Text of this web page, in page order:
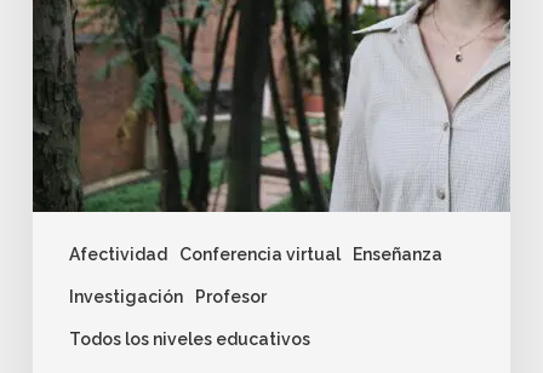
Afectividad Conferencia virtual Enseñanza
Investigación Profesor
Todos los niveles educativos